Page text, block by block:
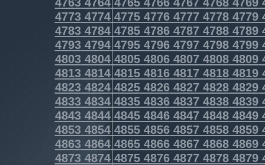
4773477447754776477747784779
4783478447854786478747884789
4793479447954796479747984799
4803480448054806480748084809
4813481448154816481748184819
4823482448254826482748284829
4833483448354836483748384839
4843484448454846484748484849
4853485448554856485748584859
4863486448654866486748684869
4873487448754876487748784879